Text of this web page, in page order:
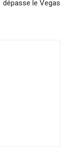
dépasse le Vegas